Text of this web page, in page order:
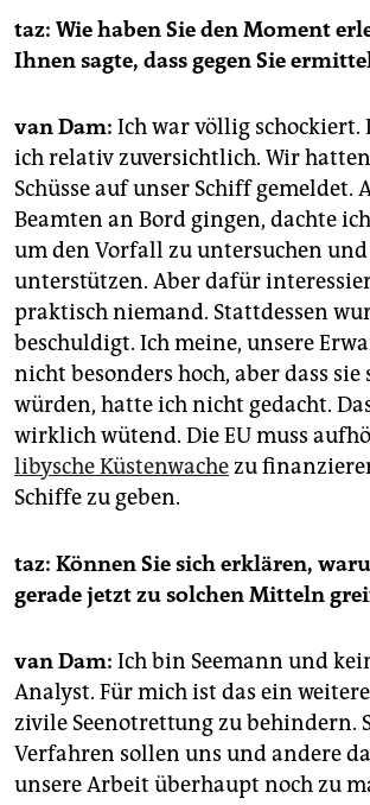
taz: Wie haben Sie den Moment
Ihnen sagte, dass gegen Sie
van Dam: Ich war völlig schockiert.
ich relativ zuversichtlich. Wir
Schüsse auf unser Schiff gemeldet.
Beamten an Bord gingen, dachte
um den Vorfall zu untersuchen
unterstützen. Aber dafür
praktisch niemand. Stattdessen
beschuldigt. Ich meine, unsere
nicht besonders hoch, aber dass sie
würden, hatte ich nicht gedacht.
wirklich wütend. Die EU muss
libysche Küstenwachezu
Schiffe zu geben.
taz: Können Sie sich erklären,
gerade jetzt zu solchen Mitteln
van Dam: Ich bin Seemann und
Analyst. Für mich ist das ein
zivile Seenotrettung zu behindern.
Verfahren sollen uns und andere
unsere Arbeit überhaupt noch zu